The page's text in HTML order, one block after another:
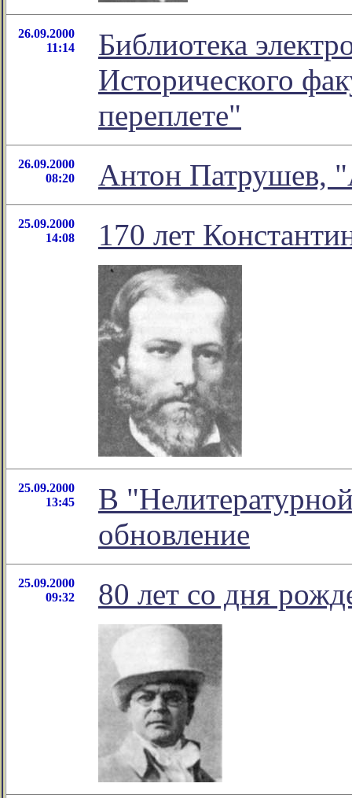
26.09.2000
11:14
Библиотека
Исторического
переплете"
26.09.2000
08:20
Антон Патрушев,
25.09.2000
14:08
170 лет
25.09.2000
13:45
В
обновление
25.09.2000
09:32
80 лет со дня